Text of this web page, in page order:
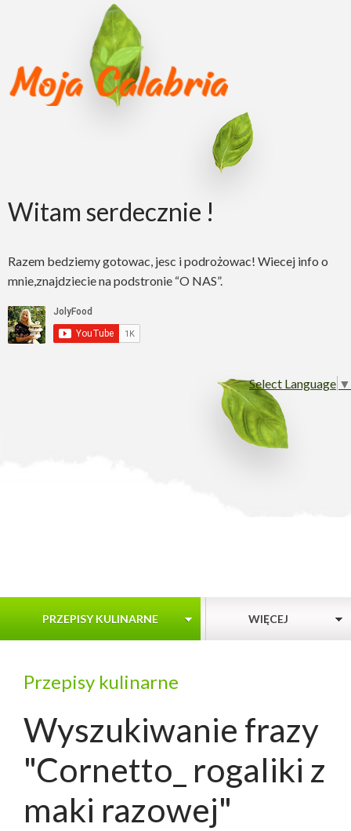
Witam serdecznie !
Razem bedziemy gotowac, jesc i podrożowac! Wiecej info o
mnie,znajdziecie na podstronie “O NAS”.
Select Language ▼
PRZEPISY KULINARNE WIĘCEJ
Przepisy kulinarne
Wyszukiwanie frazy
"Cornetto_ rogaliki z
maki razowej"